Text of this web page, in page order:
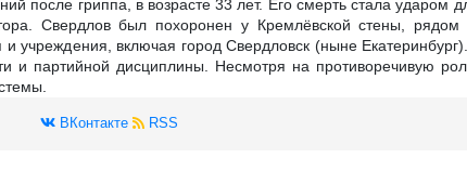
после гриппа, в возрасте 33 лет. Его смерть стала ударом
Свердлов был похоронен у Кремлёвской стены,
учреждения, включая город Свердловск (ныне
и партийной дисциплины. Несмотря на противоречивую
ВКонтакте RSS